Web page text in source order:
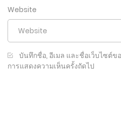
Website
บันทึกชื่อ, อีเมล และชื่อเว็บไซต์ข
การแสดงความเห็นครั้งถัดไป